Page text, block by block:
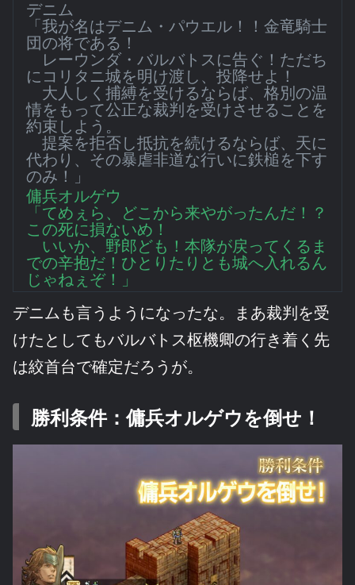
デニム
「我が名はデニム・パウエル！！金竜騎士
団の将である！
レーウンダ・バルバトスに告ぐ！ただち
にコリタニ城を明け渡し、投降せよ！
大人しく捕縛を受けるならば、格別の温
情をもって公正な裁判を受けさせることを
約束しよう。
提案を拒否し抵抗を続けるならば、天に
代わり、その暴虐非道な行いに鉄槌を下す
のみ！」
傭兵オルゲウ
「てめぇら、どこから来やがったんだ！？
この死に損ないめ！
いいか、野郎ども！本隊が戻ってくるま
での辛抱だ！ひとりたりとも城へ入れるん
じゃねぇぞ！」
デニムも言うようになったな。まあ裁判を受
けたとしてもバルバトス枢機卿の行き着く先
は絞首台で確定だろうが。
勝利条件：傭兵オルゲウを倒せ！